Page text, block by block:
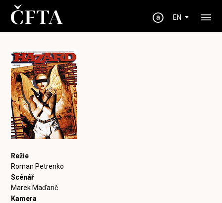
EN
Režie
Roman Petrenko
Scénář
Marek Maďarič
Kamera